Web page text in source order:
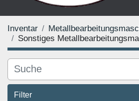
Inventar
Sonstiges
Filter